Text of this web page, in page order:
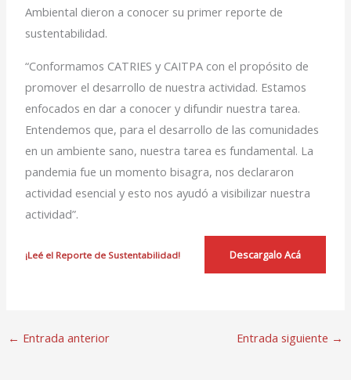
Ambiental dieron a conocer su primer reporte de
sustentabilidad.
“Conformamos CATRIES y CAITPA con el propósito de
promover el desarrollo de nuestra actividad. Estamos
enfocados en dar a conocer y difundir nuestra tarea.
Entendemos que, para el desarrollo de las comunidades
en un ambiente sano, nuestra tarea es fundamental. La
pandemia fue un momento bisagra, nos declararon
actividad esencial y esto nos ayudó a visibilizar nuestra
actividad”.
¡Leé el Reporte de Sustentabilidad! Descargalo Acá
← Entrada anterior Entrada siguiente →